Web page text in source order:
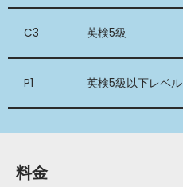
C3 英検5級
P1 英検5級以下レベル
料金